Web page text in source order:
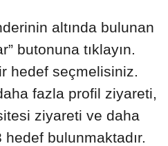
altında bulunan
butonuna tıklayın.
hedef seçmelisiniz.
fazla profil ziyareti,
ziyareti ve daha
bulunmaktadır.